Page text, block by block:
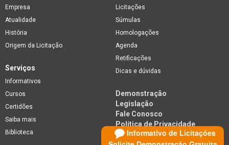
Informativo de Licitações
Empresa
Atualidade
História
Origem da Licitação
Licitações
Súmulas
Homologações
Agenda
Retificações
Dicas e dúvidas
Serviços
Informativos
Cursos
Certidões
Saiba mais
Biblioteca
Demonstração
Legislação
Fale Conosco
Política de Privacidade